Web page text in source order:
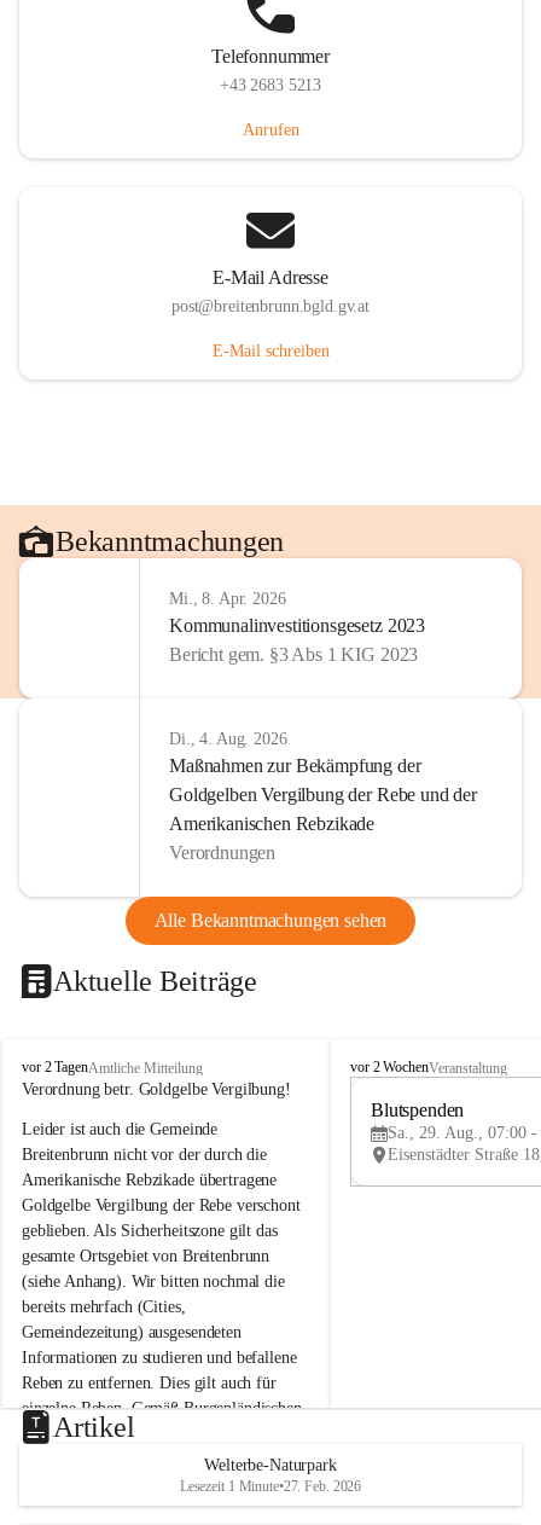
Telefonnummer
+43 2683 5213
Anrufen
E-Mail Adresse
post@breitenbrunn.bgld.gv.at
E-Mail schreiben
Bekanntmachungen
Mi., 8. Apr. 2026
Kommunalinvestitionsgesetz 2023
Bericht gem. §3 Abs 1 KIG 2023
Di., 4. Aug. 2026
Maßnahmen zur Bekämpfung der
Goldgelben Vergilbung der Rebe und der
Amerikanischen Rebzikade
Verordnungen
Alle Bekanntmachungen sehen
Aktuelle Beiträge
B
r
i
t
e
n
b
r
u
n
n
a
m
N
e
u
s
d
vor 2 TagenAmtliche Mitteilung
Verordnung betr. Goldgelbe Vergilbung!
Leider ist auch die Gemeinde
Breitenbrunn nicht vor der durch die
Amerikanische Rebzikade übertragene
Goldgelbe Vergilbung der Rebe verschont
geblieben. Als Sicherheitszone gilt das
gesamte Ortsgebiet von Breitenbrunn
(siehe Anhang). Wir bitten nochmal die
bereits mehrfach (Cities,
Gemeindezeitung) ausgesendeten
Informationen zu studieren und befallene
Reben zu entfernen. Dies gilt auch für
einzelne Reben. Gemäß Burgenländischen
Weinbaugesetz sind nicht gepflegte oder
unzulässige Weingärten zu roden! Bitte
helfen wir zusammen um unsere Winzer
vor den prognostizierten Ernteausfällen
B
e
u
e
d
vor 2 WochenVeranstaltung
Blutspenden
Sa., 29. Aug., 07:00 -
Artikel
Welterbe-Naturpark
Lesezeit 1 Minute•27. Feb. 2026